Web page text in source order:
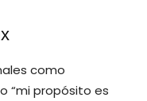
como
“mi propósito es